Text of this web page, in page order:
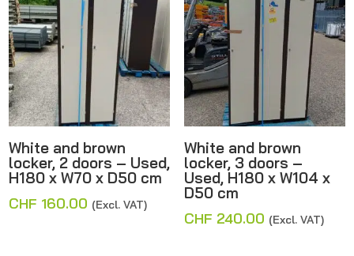
White and brown
locker, 2 doors – Used,
H180 x W70 x D50 cm
CHF 160.00 (Excl. VAT)
White and brown
locker, 3 doors –
Used, H180 x W104 x
D50 cm
CHF 240.00 (Excl. VAT)